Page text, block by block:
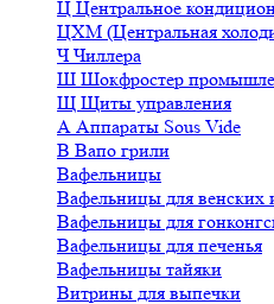
Ц Центральное
ЦХМ (Центральная
ЧЧиллера
Ш Шокфростер
Щ Щиты управления
А Аппараты Sous Vide
В Вапо грили
Вафельницы
Вафельницы для венских
Вафельницы для
Вафельницы для печенья
Вафельницы тайяки
Витрины для выпечки